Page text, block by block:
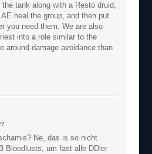
tank along with a Resto druid,
heal the group, and then put
you need them. We are also
into a role similar to the
around damage avoidance than
Ne, das is so nicht
Bloodlusts, um fast alle DDler